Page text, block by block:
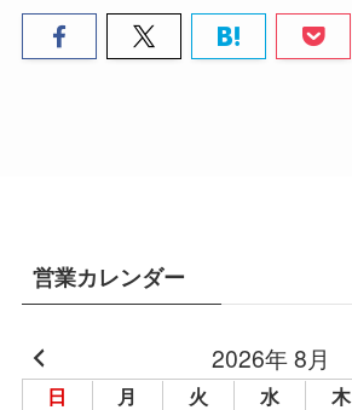
営業カレンダー
2026年 8月
日 月 火 水 木